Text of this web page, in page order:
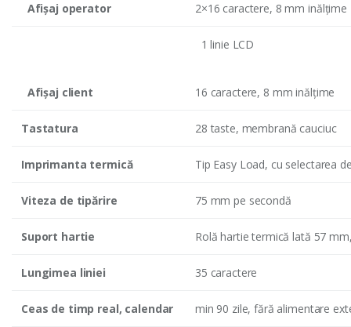
Afişaj operator 2×16 caractere, 8 mm inălţime
Afişaj client
1 linie LCD
16 caractere, 8 mm inălţime
Tastatura 28 taste, membrană cauciuc
Imprimanta termică Tip Easy Load, cu selectarea
Viteza de tipărire 75 mm pe secondă
Suport hartie Rolă hartie termică lată 57
Lungimea liniei 35 caractere
Ceas de timp real, calendar min 90 zile, fără alimentare